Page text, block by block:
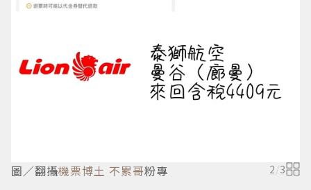
圖／翻攝機票博土 不累哥粉專 2 /3